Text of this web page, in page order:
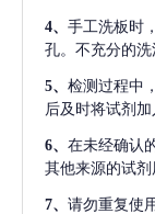
4、 手工洗板时
孔。不充分的洗
5、 检测过程中
后及时将试剂
6、 在未经确认
其他来源的试剂
7、 请勿重复使